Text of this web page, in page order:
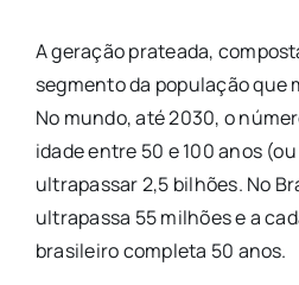
A geração prateada,
segmento da população que
No mundo, até 2030, o
idade entre 50 e 100 anos
ultrapassar 2,5 bilhões. No
ultrapassa 55 milhões e a
brasileiro completa 50 anos.